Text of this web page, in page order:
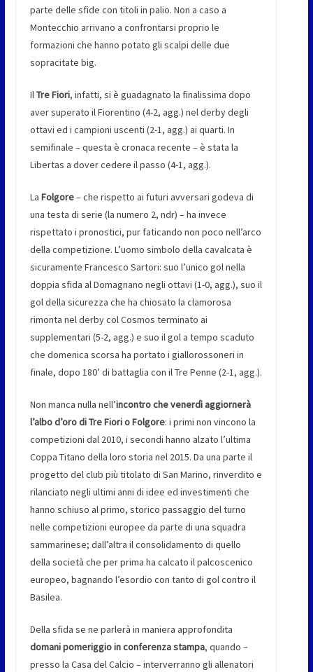
parte delle sfide con titoli in palio. Non a caso a
Montecchio arrivano a confrontarsi proprio le
formazioni che hanno potato gli scalpi delle due
sopracitate big.
IlTre Fiori, infatti, si è guadagnato la finalissima dopo
aver superato il Fiorentino (4-2, agg.) nel derby degli
ottavi ed i campioni uscenti (2-1, agg.) ai quarti. In
semifinale – questa è cronaca recente – è stata la
Libertas a dover cedere il passo (4-1, agg.).
La Folgore– che rispetto ai futuri avversari godeva di
una testa di serie (la numero 2, ndr) – ha invece
rispettato i pronostici, pur faticando non poco nell’arco
della competizione. L’uomo simbolo della cavalcata è
sicuramente Francesco Sartori: suo l’unico gol nella
doppia sfida al Domagnano negli ottavi (1-0, agg.), suo il
gol della sicurezza che ha chiosato la clamorosa
rimonta nel derby col Cosmos terminato ai
supplementari (5-2, agg.) e suo il gol a tempo scaduto
che domenica scorsa ha portato i giallorossoneri in
finale, dopo 180’ di battaglia con il Tre Penne (2-1, agg.).
Non manca nulla nell’incontro che venerdì aggiornerà
l’albo d’oro di Tre Fiori o Folgore: i primi non vincono la
competizioni dal 2010, i secondi hanno alzato l’ultima
Coppa Titano della loro storia nel 2015. Da una parte il
progetto del club più titolato di San Marino, rinverdito e
rilanciato negli ultimi anni di idee ed investimenti che
hanno schiuso al primo, storico passaggio del turno
nelle competizioni europee da parte di una squadra
sammarinese; dall’altra il consolidamento di quello
della società che per prima ha calcato il palcoscenico
europeo, bagnando l’esordio con tanto di gol contro il
Basilea.
Della sfida se ne parlerà in maniera approfondita
domani pomeriggio inconferenza stampa, quando –
presso la Casa del Calcio – interverranno gli allenatori